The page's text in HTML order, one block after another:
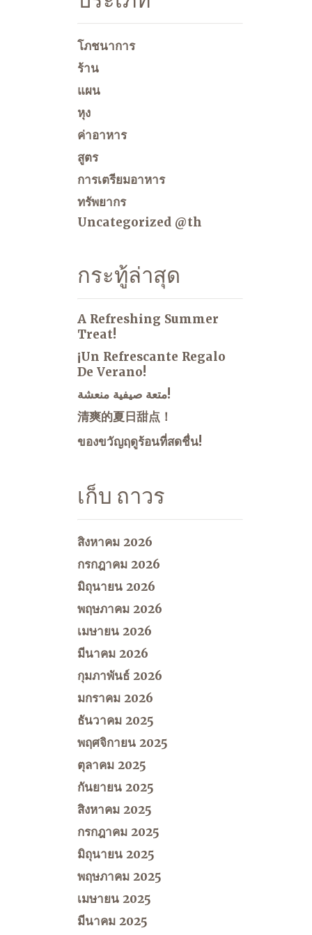
โภชนาการ
ร้าน
แผน
หุง
ค่าอาหาร
สูตร
การเตรียมอาหาร
ทรัพยากร
Uncategorized @th
กระทู้ล่าสุด
A Refreshing Summer
Treat!
¡Un Refrescante Regalo
De Verano!
متعة صيفية منعشة!
清爽的夏日甜点！
ของขวัญฤดูร้อนที่สดชื่น!
เก็บ ถาวร
สิงหาคม 2026
กรกฎาคม 2026
มิถุนายน 2026
พฤษภาคม 2026
เมษายน 2026
มีนาคม 2026
กุมภาพันธ์ 2026
มกราคม 2026
ธันวาคม 2025
พฤศจิกายน 2025
ตุลาคม 2025
กันยายน 2025
สิงหาคม 2025
กรกฎาคม 2025
มิถุนายน 2025
พฤษภาคม 2025
เมษายน 2025
มีนาคม 2025